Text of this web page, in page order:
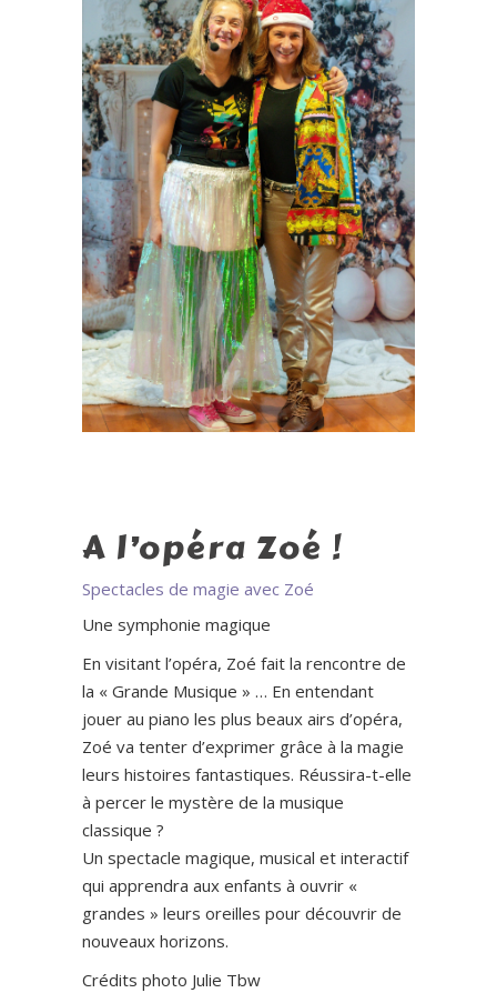
A l’opéra Zoé !
Spectacles de magie avec Zoé
Une symphonie magique
En visitant l’opéra, Zoé fait la rencontre de
la « Grande Musique » … En entendant
jouer au piano les plus beaux airs d’opéra,
Zoé va tenter d’exprimer grâce à la magie
leurs histoires fantastiques. Réussira-t-elle
à percer le mystère de la musique
classique ?
Un spectacle magique, musical et interactif
qui apprendra aux enfants à ouvrir «
grandes » leurs oreilles pour découvrir de
nouveaux horizons.
Crédits photo Julie Tbw